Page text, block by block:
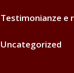
Testimonianze e
Uncategorized